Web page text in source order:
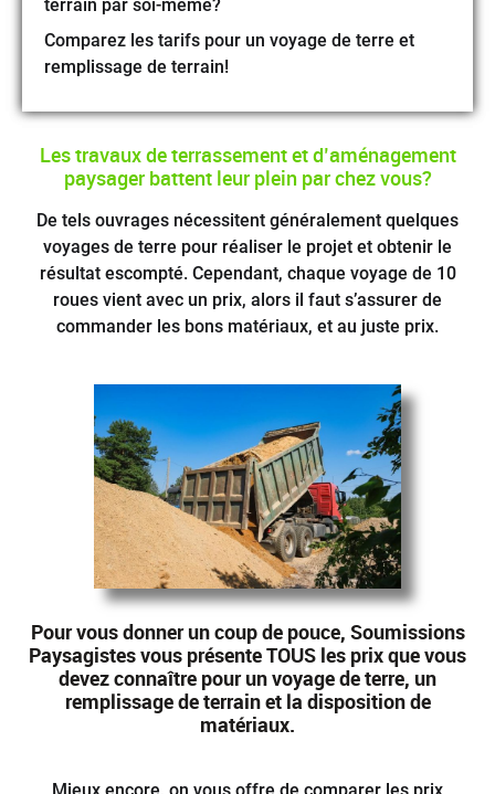
terrain par soi-même?
Comparez les tarifs pour un voyage de terre et
remplissage de terrain!
Les travaux de terrassement et d’aménagement
paysager battent leur plein par chez vous?
De tels ouvrages nécessitent généralement quelques
voyages de terre pour réaliser le projet et obtenir le
résultat escompté. Cependant, chaque voyage de 10
roues vient avec un prix, alors il faut s’assurer de
commander les bons matériaux, et au juste prix.
Pour vous donner un coup de pouce, Soumissions
Paysagistes vous présente TOUS les prix que vous
devez connaître pour un voyage de terre, un
remplissage de terrain et la disposition de
matériaux.